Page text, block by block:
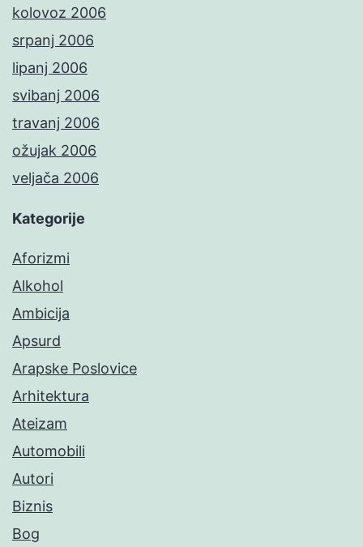
kolovoz 2006
srpanj 2006
lipanj 2006
svibanj 2006
travanj 2006
ožujak 2006
veljača 2006
Kategorije
Aforizmi
Alkohol
Ambicija
Apsurd
Arapske Poslovice
Arhitektura
Ateizam
Automobili
Autori
Biznis
Bog